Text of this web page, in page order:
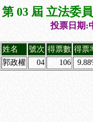
第 03 屆 立法委
投票日期:
姓名 號次 得票數 得票
郭政權 04 106